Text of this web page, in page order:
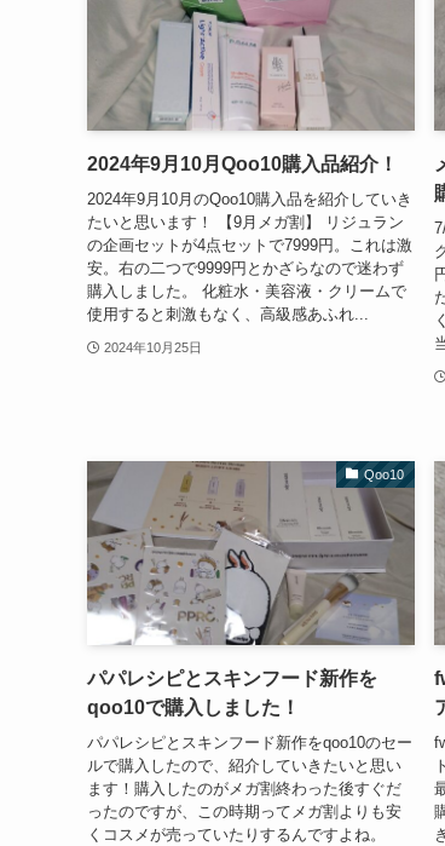
2024年9月10月Qoo10購入品紹介！
2024年9月10月のQoo10購入品を紹介していき
たいと思います！ 【9月メガ割】 リジュラン
の企画セットが4点セットで7999円。これは激
安。右の二つで9999円とかざらなので迷わず
購入しました。 化粧水・美容液・クリームで
使用すると刺激もなく、高級感あふれ...
2024年10月25日
Qoo10
パパレシピとスキンフード新作を
qoo10で購入しました！
パパレシピとスキンフード新作をqoo10のセー
ルで購入したので、紹介していきたいと思い
ます！購入したのがメガ割終わった後すぐだ
ったのですが、この時期ってメガ割よりも安
くコスメが売っていたりするんですよね。